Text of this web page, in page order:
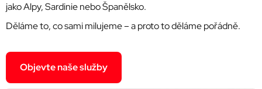
jako Alpy, Sardinie nebo Španělsko.
Děláme to, co sami milujeme – a proto to děláme pořádně.
Objevte naše služby